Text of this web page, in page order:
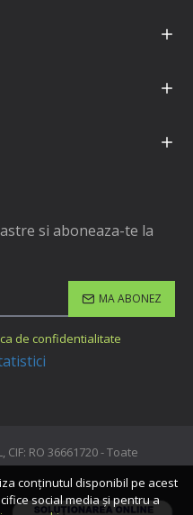
si aboneaza-te la
MA ABONEZ
de confidentialitate
CIF: RO 36661720 - Toate
conținutul disponibil pe acest
social media și pentru a